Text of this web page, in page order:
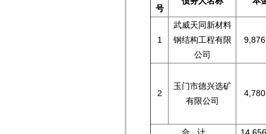
号
1
武威天同新材料
钢结构工程有限
公司
2
玉门市德兴选矿
有限公司